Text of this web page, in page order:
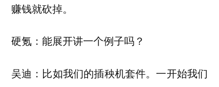
赚钱就砍掉。
硬氪：能展开讲一个例子吗？
吴迪： 比如我们的插秧机套件。一开始我们